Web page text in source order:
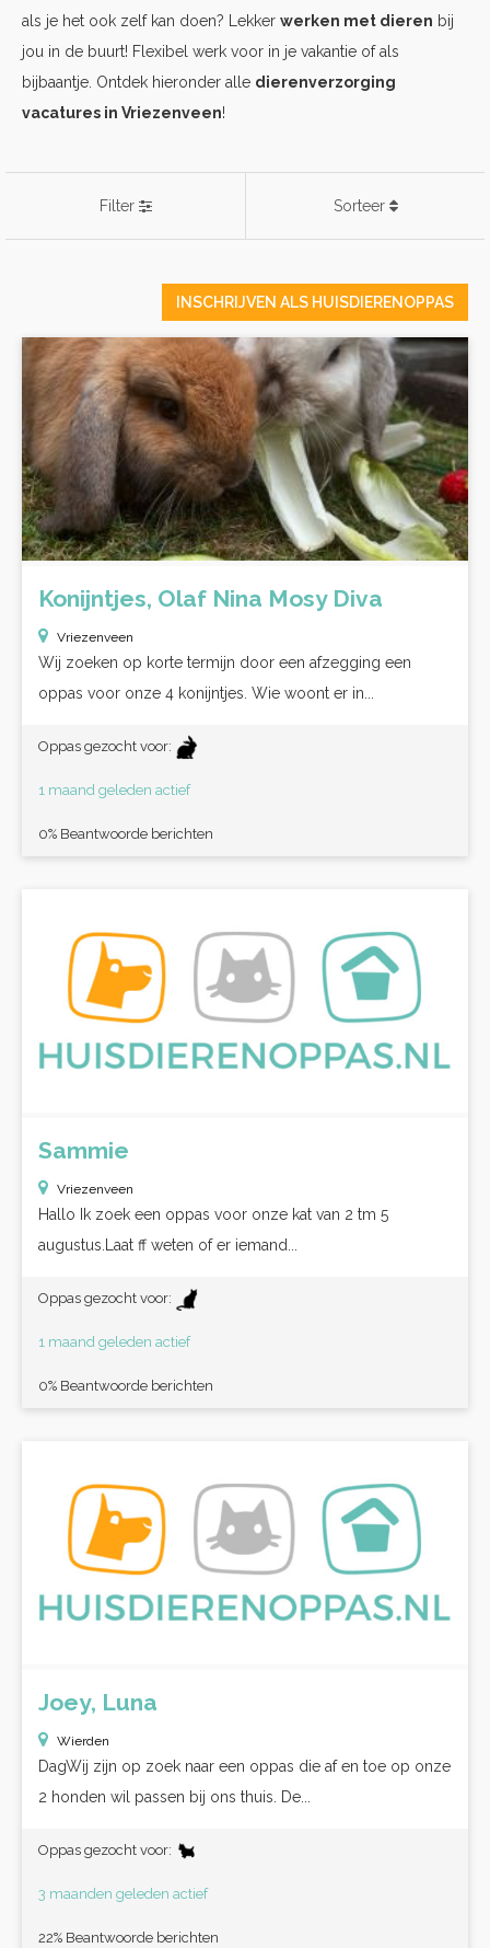
als je het ook zelf kan doen? Lekker werken met dieren bij
jou in de buurt! Flexibel werk voor in je vakantie of als
bijbaantje. Ontdek hieronder alle dierenverzorging
vacatures in Vriezenveen!
Filter Sorteer
INSCHRIJVEN ALS HUISDIERENOPPAS
Konijntjes, Olaf Nina Mosy Diva
Vriezenveen
Wij zoeken op korte termijn door een afzegging een
oppas voor onze 4 konijntjes. Wie woont er in...
Oppas gezocht voor:
1 maand geleden actief
0% Beantwoorde berichten
Sammie
Vriezenveen
Hallo Ik zoek een oppas voor onze kat van 2 tm 5
augustus.Laat ff weten of er iemand...
Oppas gezocht voor:
1 maand geleden actief
0% Beantwoorde berichten
Joey, Luna
Wierden
DagWij zijn op zoek naar een oppas die af en toe op onze
2 honden wil passen bij ons thuis. De...
Oppas gezocht voor:
3 maanden geleden actief
22% Beantwoorde berichten